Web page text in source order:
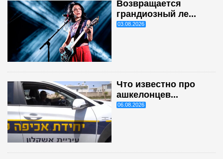
Возвращается
грандиозный ле...
03.08.2026
Что известно про
ашкелонцев...
06.08.2026